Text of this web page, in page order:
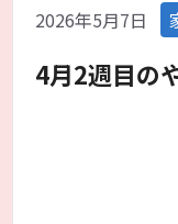
2026年5月7日 カ
テ
ゴ
リ
4月2週目の